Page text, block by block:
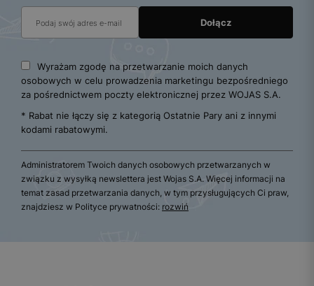
Wyrażam zgodę na przetwarzanie moich danych
osobowych w celu prowadzenia marketingu bezpośredniego
za pośrednictwem poczty elektronicznej przez WOJAS S.A.
* Rabat nie łączy się z kategorią Ostatnie Pary ani z innymi
kodami rabatowymi.
Administratorem Twoich danych osobowych przetwarzanych w
związku z wysyłką newslettera jest Wojas S.A. Więcej informacji na
temat zasad przetwarzania danych, w tym przysługujących Ci praw,
znajdziesz w Polityce prywatności: rozwiń